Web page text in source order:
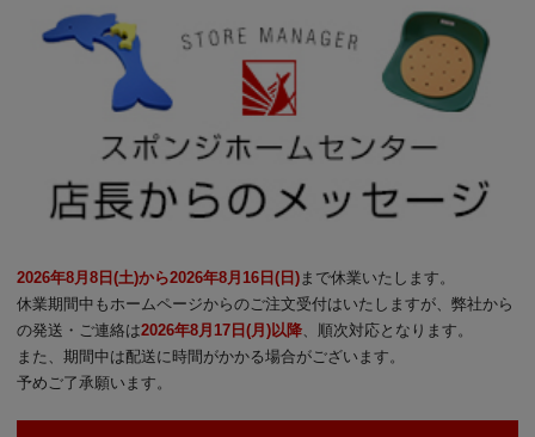
2026年8月8日(土)から2026年8月16日(日) まで休業いたします。
休業期間中もホームページからのご注文受付はいたしますが、弊社から
の発送・ご連絡は2026年8月17日(月)以降 、順次対応となります。
また、期間中は配送に時間がかかる場合がございます。
予めご了承願います。